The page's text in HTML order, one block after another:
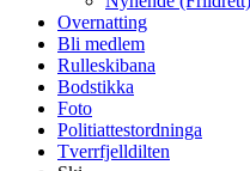
Overnatting
Bli medlem
Rulleskibana
Bodstikka
Foto
Politiattestordninga
Tverrfjelldilten